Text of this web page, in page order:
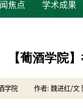
焦点 学术成果
【葡酒学院
学院 作者: 魏进红/文